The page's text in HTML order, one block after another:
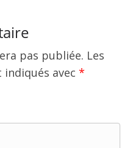
pas publiée. Les
avec *